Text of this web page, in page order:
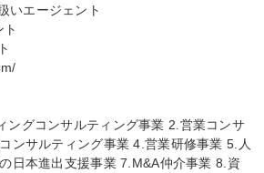
いエージェント
ングコンサルティング事業 2.営業コンサ
ンサルティング事業 4.営業研修事業 5.人
日本進出支援事業 7.M&A仲介事業 8.資